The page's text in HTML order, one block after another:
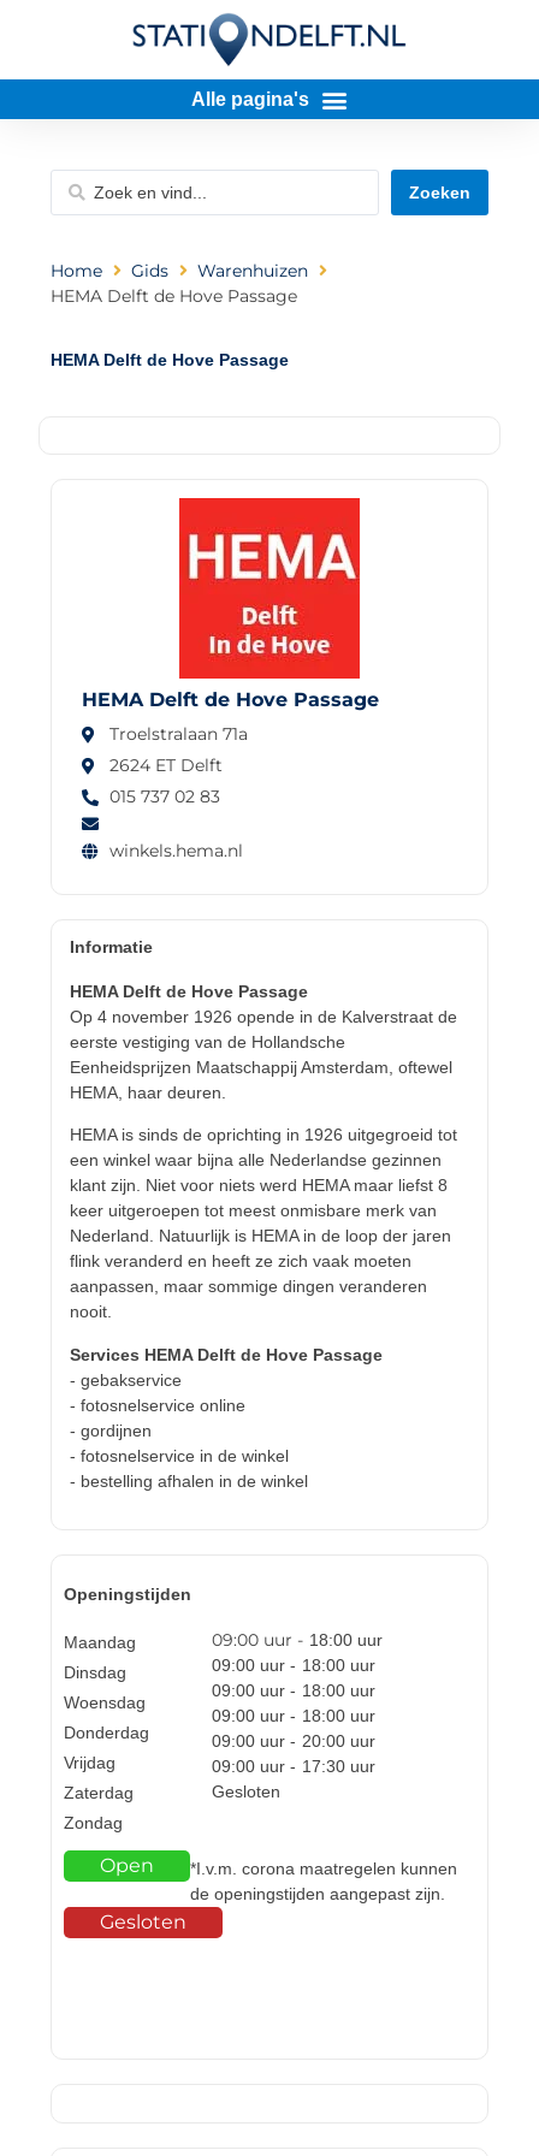
Zoeken
Home Gids
Warenhuizen
HEMA Delft de Hove Passage
HEMA Delft de Hove Passage
HEMA Delft de Hove Passage
Troelstralaan 71a
2624 ET Delft
015 737 02 83
winkels.hema.nl
Informatie
HEMA Delft de Hove Passage
Op 4 november 1926 opende in de Kalverstraat de
eerste vestiging van de Hollandsche
Eenheidsprijzen Maatschappij Amsterdam, oftewel
HEMA, haar deuren.
HEMA is sinds de oprichting in 1926 uitgegroeid tot
een winkel waar bijna alle Nederlandse gezinnen
klant zijn. Niet voor niets werd HEMA maar liefst 8
keer uitgeroepen tot meest onmisbare merk van
Nederland. Natuurlijk is HEMA in de loop der jaren
flink veranderd en heeft ze zich vaak moeten
aanpassen, maar sommige dingen veranderen
nooit.
Services HEMA Delft de Hove Passage
- gebakservice
- fotosnelservice online
- gordijnen
- fotosnelservice in de winkel
- bestelling afhalen in de winkel
Openingstijden
Maandag
Dinsdag
Woensdag
Donderdag
Vrijdag
Zaterdag
Zondag
09:00 uur - 18:00 uur
09:00 uur - 18:00 uur
09:00 uur - 18:00 uur
09:00 uur - 18:00 uur
09:00 uur - 20:00 uur
09:00 uur - 17:30 uur
Gesloten
Open
*I.v.m. corona maatregelen kunnen
de openingstijden aangepast zijn.
Gesloten